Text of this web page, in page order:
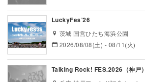
LuckyFes’26
茨城 国営ひたち海浜公園
2026/08/08(土) - 08/11(火)
Talking Rock! FES.2026（神戸）